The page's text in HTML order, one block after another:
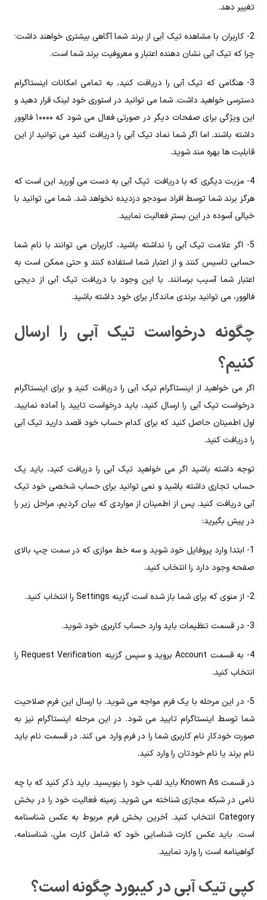
تغییر دهد.
2- کاربران با مشاهده تیک آبی از برند شما آگاهی بیشتری خواهند داشت؛
چرا که تیک آبی نشان دهنده اعتبار و معروفیت برند شما است.
3- هنگامی که تیک آبی را دریافت کنید، به تمامی امکانات اینستاگرام
دسترسی خواهید داشت. شما می توانید در استوری خود لینک قرار دهید و
این ویژگی برای صفحات دیگر در صورتی فعال می شود که ۱۰۰۰۰ فالوور
داشته باشند. اما اگر شما نماد تیک آبی را دریافت کنید می توانید از این
قابلیت ها بهره مند شوید.
4- مزیت دیگری که با دریافت تیک آبی به دست می آورید این است که
هرگز برند شما توسط افراد سودجو دزدیده نخواهد شد. شما می توانید با
خیالی آسوده در این بستر فعالیت نمایید.
5- اگر علامت تیک آبی را نداشته باشید، کاربران می توانند با نام شما
حسابی تاسیس کنند و از اعتبار شما استفاده کنند و حتی ممکن است به
اعتبار شما آسیب برسانند. با این وجود با دریافت تیک آبی از دیجی
فالوور، می توانید برندی ماندگار برای خود داشته باشید.
چگونه درخواست تیک آبی را ارسال
کنیم؟
اگر می خواهید از اینستاگرام تیک آبی را دریافت کنید و برای اینستاگرام
درخواست تیک آبی را ارسال کنید، باید درخواست تایید را آماده نمایید.
اول اطمینان حاصل کنید که برای کدام حساب خود قصد دارید تیک آبی
را دریافت کنید.
توجه داشته باشید اگر می خواهید تیک آبی را دریافت کنید، باید یک
حساب تجاری داشته باشید و نمی توانید برای حساب شخصی خود تیک
آبی دریافت کنید. پس از اطمینان از مواردی که بیان کردیم، مراحل زیر را
در پیش بگیرید:
1- ابتدا وارد پروفایل خود شوید و سه خط موازی که در سمت چپ بالای
صفحه وجود دارد را انتخاب کنید.
2- از منوی که برای شما باز شده است گزینه Settings را انتخاب کنید.
3- در قسمت تنظیمات باید وارد حساب کاربری خود شوید.
4- به قسمت Account بروید و سپس گزینه Request Verification را
انتخاب کنید.
5- در این مرحله با یک فرم مواجه می شوید. با ارسال این فرم صلاحیت
شما توسط اینستاگرام تایید می شود. در این مرحله اینستاگرام نیز به
صورت خودکار نام کاربری شما را در فرم وارد می کند. در قسمت نام باید
نام برند یا نام خودتان را وارد کنید.
در قسمت Known As باید لقب خود را بنویسید. باید ذکر کنید که با چه
نامی در شبکه مجازی شناخته می شوید. زمینه فعالیت خود را در بخش
Category انتخاب کنید. آخرین بخش فرم مربوط به عکس شناسنامه
است. باید عکس کارت شناسایی خود که شامل کارت ملی، شناسنامه،
گواهینامه است را وارد نمایید.
کپی تیک آبی در کیبورد چگونه است؟